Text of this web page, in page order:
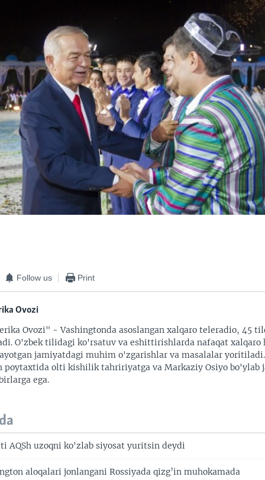
Follow us Print
Ovozi
Ovozi" - Vashingtonda asoslangan xalqaro teleradio, 45
O'zbek tilidagi ko'rsatuv va eshittirishlarda nafaqat xalqaro
jamiyatdagi muhim o'zgarishlar va masalalar
poytaxtida olti kishilik tahririyatga va Markaziy Osiyo bo'ylab
ega.
AQSh uzoqni ko'zlab siyosat yuritsin deydi
aloqalari jonlangani Rossiyada qizg’in muhokamada